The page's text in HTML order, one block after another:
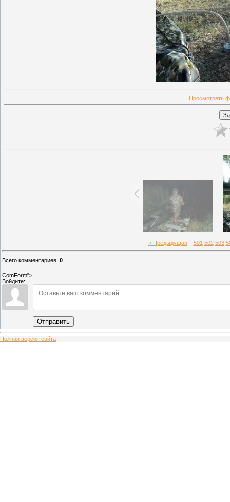
Просмотреть
« Предыдущая| 501 502 503
Всего комментариев: 0
ComForm">
Войдите:
Отправить
Полная версия сайта